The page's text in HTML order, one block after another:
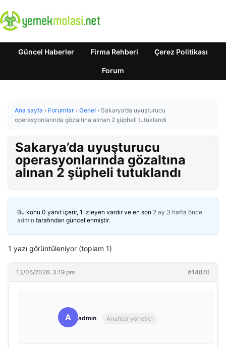
Güncel Haberler Firma Rehberi Çerez Politikası
Forum
Ana sayfa › Forumlar › Genel › Sakarya’da uyuşturucu
operasyonlarında gözaltına alınan 2 şüpheli tutuklandı
Sakarya’da uyuşturucu
operasyonlarında gözaltına
alınan 2 şüpheli tutuklandı
Bu konu 0 yanıt içerir, 1 izleyen vardır ve en son 2 ay 3 hafta önce
admin tarafından güncellenmiştir.
1 yazı görüntüleniyor (toplam 1)
13/05/2026: 3:19 pm #14870
A admin Anahtar yönetici